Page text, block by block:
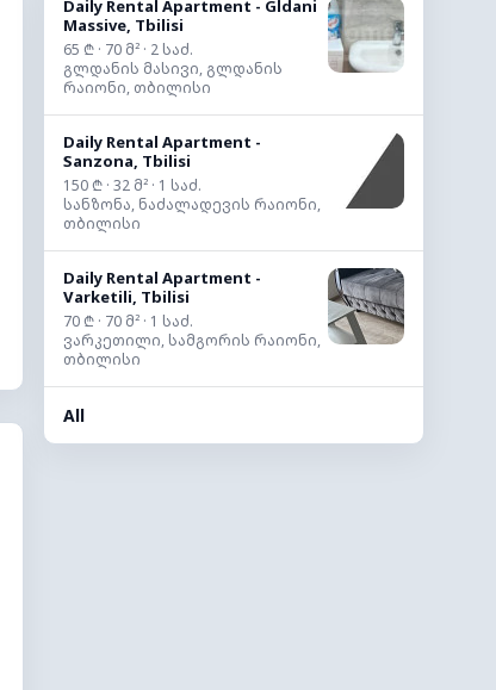
Daily Rental Apartment - Gldani
Massive, Tbilisi
65 ₾ · 70 მ² · 2 საძ.
გლდანის მასივი, გლდანის
რაიონი, თბილისი
Daily Rental Apartment -
Sanzona, Tbilisi
150 ₾ · 32 მ² · 1 საძ.
სანზონა, ნაძალადევის რაიონი,
თბილისი
Daily Rental Apartment -
Varketili, Tbilisi
70 ₾ · 70 მ² · 1 საძ.
ვარკეთილი, სამგორის რაიონი,
თბილისი
All